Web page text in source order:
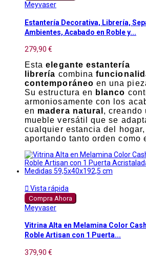
Meyvaser
Estantería Decorativa, Librería,
Ambientes, Acabado en Roble y...
279,90 €
Estaelegante estantería
librería combina
contemporáneo en una
Su estructura en blanco
armoniosamente con los
en madera natural , creando
mueble versátil que se
cualquier estancia del hogar,
aportando tanto orden como
 Vista rápida
Compra Ahora
Meyvaser
Vitrina Alta en Melamina Color
Roble Artisan con 1 Puerta...
379,90 €